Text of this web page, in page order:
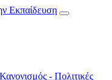
- Πολιτικές